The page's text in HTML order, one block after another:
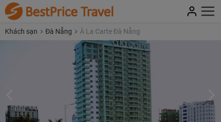
Khách sạn Đà Nẵng À La Carte Đà Nẵng